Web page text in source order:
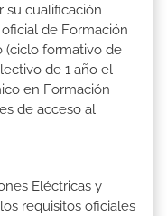
su cualificación
de Formación
(ciclo formativo de
de 1 año el
en Formación
de acceso al
Eléctricas y
requisitos oficiales